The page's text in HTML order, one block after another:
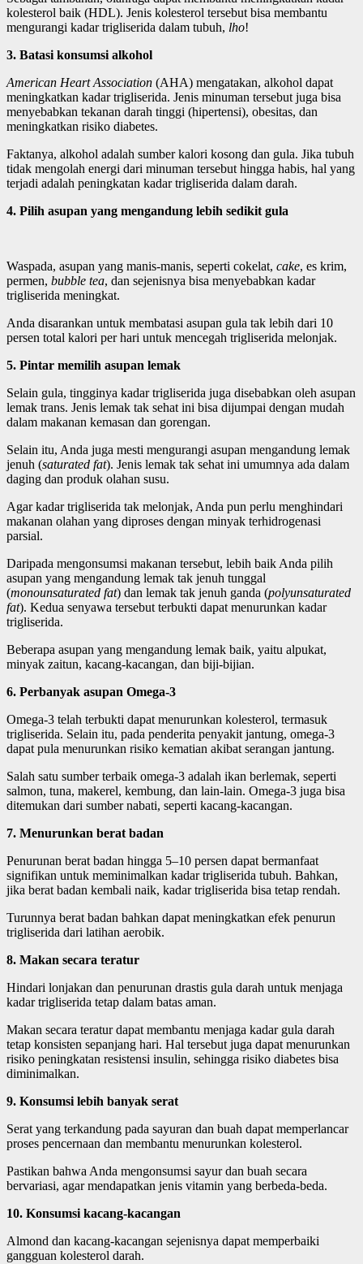
kolesterol baik (HDL). Jenis kolesterol tersebut bisa membantu
mengurangi kadar trigliserida dalam tubuh, lho!
3. Batasikonsumsi alkohol
American Heart Association (AHA) mengatakan, alkohol dapat
meningkatkan kadar trigliserida. Jenis minuman tersebut juga bisa
menyebabkan tekanan darah tinggi (hipertensi), obesitas, dan
meningkatkan risiko diabetes.
Faktanya, alkohol adalah sumber kalori kosong dan gula. Jika tubuh
tidak mengolah energi dari minuman tersebut hingga habis, hal yang
terjadi adalah peningkatan kadar trigliserida dalam darah.
4. Pilih asupan yang mengandung lebih sedikit gula
Waspada, asupan yang manis-manis, seperti cokelat, cake, es krim,
permen, bubble tea, dan sejenisnya bisa menyebabkan kadar
trigliserida meningkat.
Anda disarankan untuk membatasi asupan gula tak lebih dari 10
persen total kalori per hari untuk mencegah trigliserida melonjak.
5. Pintar memilih asupan lemak
Selain gula, tingginya kadar trigliserida juga disebabkan oleh asupan
lemak trans. Jenis lemak tak sehat ini bisa dijumpai dengan mudah
dalam makanan kemasan dan gorengan.
Selain itu, Anda juga mesti mengurangi asupan mengandung lemak
jenuh (saturated fat). Jenis lemak tak sehat ini umumnya ada dalam
daging dan produk olahan susu.
Agar kadar trigliserida tak melonjak, Anda pun perlu menghindari
makanan olahan yang diproses dengan minyak terhidrogenasi
parsial.
Daripada mengonsumsi makanan tersebut, lebih baik Anda pilih
asupan yang mengandung lemak tak jenuh tunggal
(monounsaturated fat) dan lemak tak jenuh ganda (polyunsaturated
fat). Kedua senyawa tersebut terbukti dapat menurunkan kadar
trigliserida.
Beberapa asupan yang mengandung lemak baik, yaitu alpukat,
minyak zaitun, kacang-kacangan, dan biji-bijian.
6. Perbanyak asupan Omega-3
Omega-3 telah terbukti dapat menurunkan kolesterol, termasuk
trigliserida. Selain itu, pada penderita penyakit jantung, omega-3
dapat pula menurunkan risiko kematian akibat serangan jantung.
Salah satu sumber terbaik omega-3 adalah ikan berlemak, seperti
salmon, tuna, makerel, kembung, dan lain-lain. Omega-3 juga bisa
ditemukan dari sumber nabati, seperti kacang-kacangan.
7. Menurunkan berat badan
Penurunan berat badan hingga 5–10 persen dapat bermanfaat
signifikan untuk meminimalkan kadar trigliserida tubuh. Bahkan,
jika berat badan kembali naik, kadar trigliserida bisa tetap rendah.
Turunnya berat badan bahkan dapat meningkatkan efek penurun
trigliserida dari latihan aerobik.
8. Makan secara teratur
Hindari lonjakan dan penurunan drastis gula darah untuk menjaga
kadar trigliserida tetap dalam batas aman.
Makan secara teratur dapat membantu menjaga kadar gula darah
tetap konsisten sepanjang hari. Hal tersebut juga dapat menurunkan
risiko peningkatan resistensi insulin, sehingga risiko diabetes bisa
diminimalkan.
9. Konsumsi lebih banyak serat
Serat yang terkandung pada sayuran dan buah dapat memperlancar
proses pencernaan dan membantu menurunkan kolesterol.
Pastikan bahwa Anda mengonsumsi sayur dan buah secara
bervariasi, agar mendapatkan jenis vitamin yang berbeda-beda.
10. Konsumsi kacang-kacangan
Almond dan kacang-kacangan sejenisnya dapat memperbaiki
gangguan kolesterol darah.